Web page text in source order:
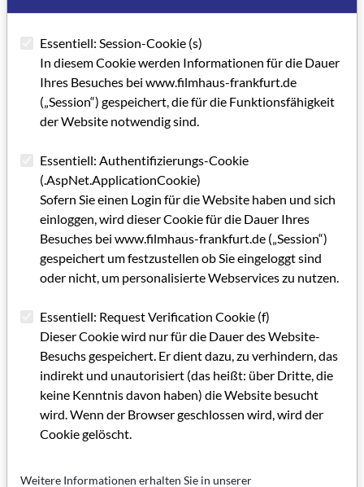
einen umschmeichelt, jugendlich-apart, mit einem erotischen
für unzählige Werbespots und Filme, bereits in den 70er
Jahren, als ihre Karriere begann. Und womit überhaupt alles
anfing. Aber das wiederum ist eine andere Geschichte.
Schlagworte: Postproduktion, Werbefilm, Imagefilm,
Filmpolitik, Wirtschaftsförderung
Artikel im PDF aufrufen
Essentiell: Session-Cookie (s)
In diesem Cookie werden Informationen für die Dauer
Ihres Besuches bei www.filmhaus-frankfurt.de
(„Session“) gespeichert, die für die Funktionsfähigkeit
der Website notwendig sind.
Essentiell: Authentifizierungs-Cookie
(.AspNet.ApplicationCookie)
Sofern Sie einen Login für die Website haben und sich
einloggen, wird dieser Cookie für die Dauer Ihres
Besuches bei www.filmhaus-frankfurt.de („Session“)
gespeichert um festzustellen ob Sie eingeloggt sind
oder nicht, um personalisierte Webservices zu nutzen.
Essentiell: Request Verification Cookie (f)
Dieser Cookie wird nur für die Dauer des Website-
Besuchs gespeichert. Er dient dazu, zu verhindern, das
indirekt und unautorisiert (das heißt: über Dritte, die
keine Kenntnis davon haben) die Website besucht
wird. Wenn der Browser geschlossen wird, wird der
Cookie gelöscht.
Weitere Informationen erhalten Sie in unserer